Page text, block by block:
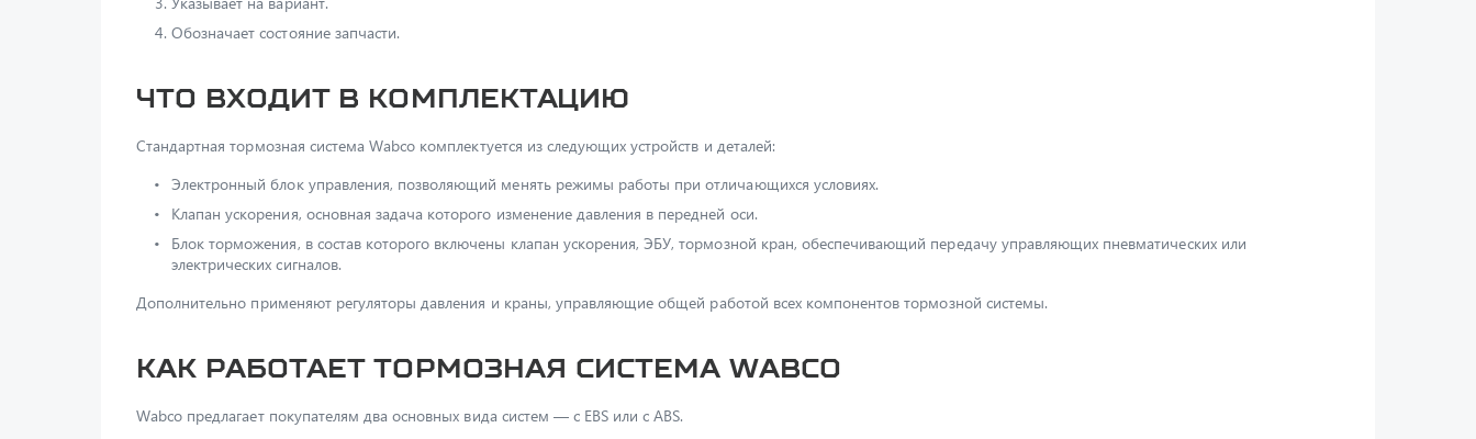
Обозначает состояние запчасти.
Что входит в комплектацию
Стандартная тормозная система Wabco комплектуется из следующих устройств и деталей:
Электронный блок управления, позволяющий менять режимы работы при отличающихся условиях.
Клапан ускорения, основная задача которого изменение давления в передней оси.
Блок торможения, в состав которого включены клапан ускорения, ЭБУ, тормозной кран, обеспечивающий передачу управляющих пневматических или
электрических сигналов.
Дополнительно применяют регуляторы давления и краны, управляющие общей работой всех компонентов тормозной системы.
Как работает тормозная система Wabco
Wabco предлагает покупателям два основных вида систем — с EBS или с ABS.